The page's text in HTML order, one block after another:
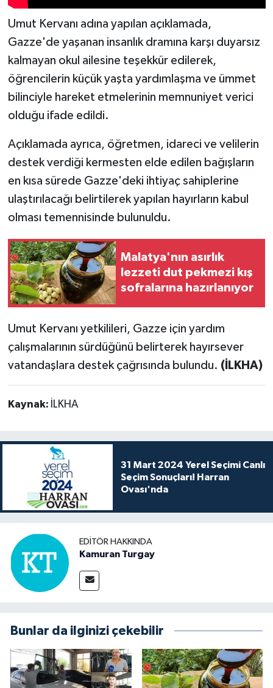
Umut Kervanı adına yapılan açıklamada,
Gazze'de yaşanan insanlık dramına karşı duyarsız
kalmayan okul ailesine teşekkür edilerek,
öğrencilerin küçük yaşta yardımlaşma ve ümmet
bilinciyle hareket etmelerinin memnuniyet verici
olduğu ifade edildi.
Açıklamada ayrıca, öğretmen, idareci ve velilerin
destek verdiği kermesten elde edilen bağışların
en kısa sürede Gazze'deki ihtiyaç sahiplerine
ulaştırılacağı belirtilerek yapılan hayırların kabul
olması temennisinde bulunuldu.
Malatya'nın asırlık
lezzeti dut pekmezi kış
sofralarına hazırlanıyor
Umut Kervanı yetkilileri, Gazze için yardım
çalışmalarının sürdüğünü belirterek hayırsever
vatandaşlara destek çağrısında bulundu. (İLKHA)
Kaynak: İLKHA
31 Mart 2024 Yerel Seçimi Canlı
Seçim Sonuçları! Harran
Ovası'nda
EDITÖR HAKKINDA
Kamuran Turgay
Bunlar da ilginizi çekebilir